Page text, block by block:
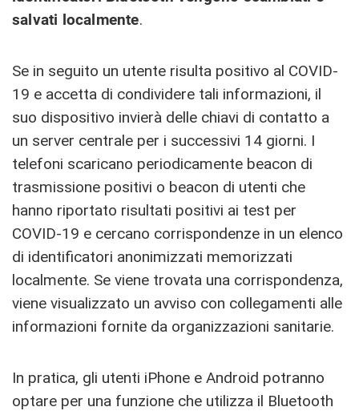
salvati localmente.
Se in seguito un utente risulta positivo al COVID-
19 e accetta di condividere tali informazioni, il
suo dispositivo invierà delle chiavi di contatto a
un server centrale per i successivi 14 giorni. I
telefoni scaricano periodicamente beacon di
trasmissione positivi o beacon di utenti che
hanno riportato risultati positivi ai test per
COVID-19 e cercano corrispondenze in un elenco
di identificatori anonimizzati memorizzati
localmente. Se viene trovata una corrispondenza,
viene visualizzato un avviso con collegamenti alle
informazioni fornite da organizzazioni sanitarie.
In pratica, gli utenti iPhone e Android potranno
optare per una funzione che utilizza il Bluetooth